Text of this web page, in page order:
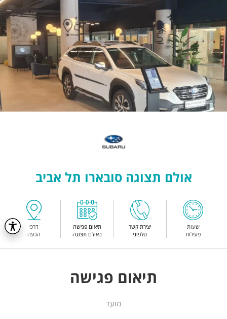
אולם תצוגה סובארו תל אביב
שעות
פעילות
יצירת קשר
טלפוני
תיאום פגישה
באולם תצוגה
דרכי
הגעה
תיאום פגישה